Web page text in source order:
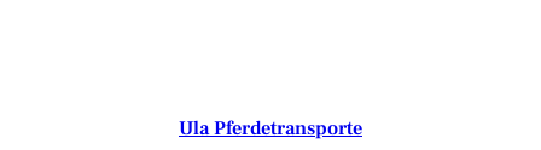
Ula Pferdetransporte